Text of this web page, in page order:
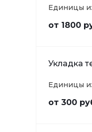
Единицы
от 1800
Укладка
Единицы
от 300